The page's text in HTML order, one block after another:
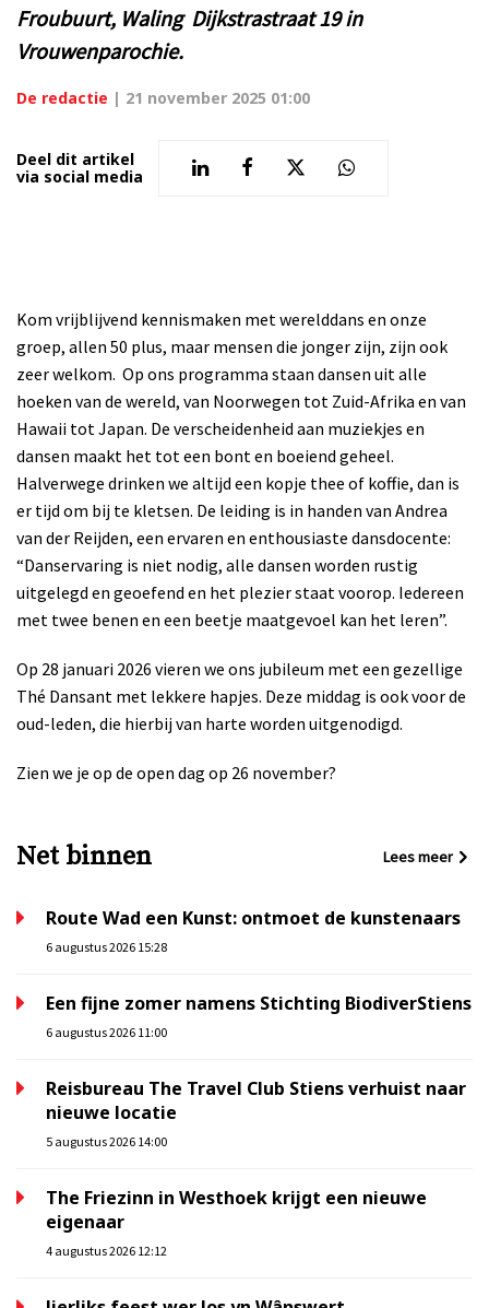
Froubuurt, Waling Dijkstrastraat 19 in
Vrouwenparochie.
De redactie | 21 november 2025 01:00
Deel dit artikel
via social media
Kom vrijblijvend kennismaken met werelddans en onze
groep, allen 50 plus, maar mensen die jonger zijn, zijn ook
zeer welkom. Op ons programma staan dansen uit alle
hoeken van de wereld, van Noorwegen tot Zuid-Afrika en van
Hawaii tot Japan. De verscheidenheid aan muziekjes en
dansen maakt het tot een bont en boeiend geheel.
Halverwege drinken we altijd een kopje thee of koffie, dan is
er tijd om bij te kletsen. De leiding is in handen van Andrea
van der Reijden, een ervaren en enthousiaste dansdocente:
“Danservaring is niet nodig, alle dansen worden rustig
uitgelegd en geoefend en het plezier staat voorop. Iedereen
met twee benen en een beetje maatgevoel kan het leren”.
Op 28 januari 2026 vieren we ons jubileum met een gezellige
Thé Dansant met lekkere hapjes. Deze middag is ook voor de
oud-leden, die hierbij van harte worden uitgenodigd.
Zien we je op de open dag op 26 november?
Net binnen Lees meer
Route Wad een Kunst: ontmoet de kunstenaars
6 augustus 2026 15:28
Een fijne zomer namens Stichting BiodiverStiens
6 augustus 2026 11:00
Reisbureau The Travel Club Stiens verhuist naar
nieuwe locatie
5 augustus 2026 14:00
The Friezinn in Westhoek krijgt een nieuwe
eigenaar
4 augustus 2026 12:12